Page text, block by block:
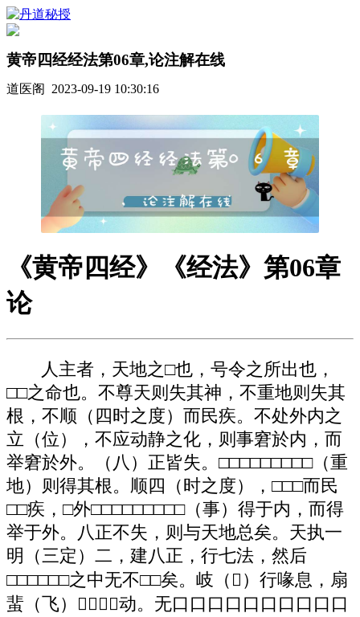
黄帝四经经法第06章,论注解在线
道医阁 2023-09-19 10:30:16
《黄帝四经》《经法》第06章
论
人主者，天地之□也，号令之所出也，
□□之命也。不尊天则失其神，不重地则失其
根，不顺（四时之度）而民疾。不处外内之
立（位），不应动静之化，则事窘於内，而
举窘於外。（八）正皆失。□□□□□□□□□（重
地）则得其根。顺四（时之度），□□□而民
□□疾，□外□□□□□□□□□（事）得于内，而得
举于外。八正不失，则与天地总矣。天执一
明（三定）二，建八正，行七法，然后
□□□□□□之中无不□□矣。岐（）行喙息，扇
蜚（飞）（）动。无口口口口口口口口口口